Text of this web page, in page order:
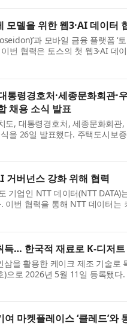
델을 위한 웹3·AI 데이터
과 모바일 금융 플랫폼 ‘
번 협력은 토스의 첫 웹3·AI 데
통령경호처·세종문화회관·
채용 소식 발표
, 대통령경호처, 세종문화회
을 26일 발표했다. 주택도시보
거버넌스 강화 위해 협력
업인 NTT 데이터(NTT
번 협력을 통해 NTT 데이터는
득… 한국적 재료로 K-디저
을 활용한 케이크 제조 기술로
으로 2026년 5월 11일 등록됐
마켓플레이스 ‘클레드’